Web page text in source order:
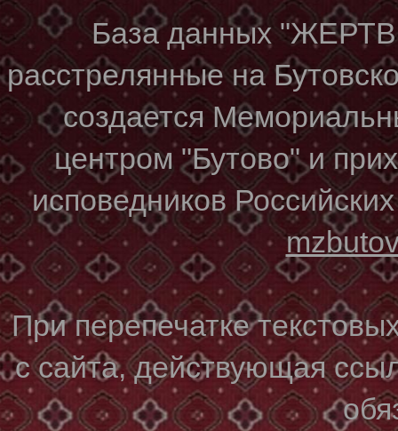
База данных
расстрелянные на
создается
центром "Бутово" и
исповедников
При перепечатке
с сайта, действующая